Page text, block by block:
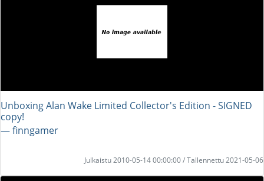
Unboxing Alan Wake Limited Collector's Edition - SIGNED
copy!
― finngamer
Julkaistu 2010-05-14 00:00:00 / Tallennettu 2021-05-06